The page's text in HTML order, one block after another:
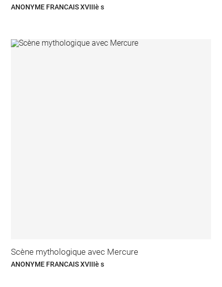
ANONYME FRANCAIS XVIIIè s
Scène mythologique avec Mercure
ANONYME FRANCAIS XVIIIè s